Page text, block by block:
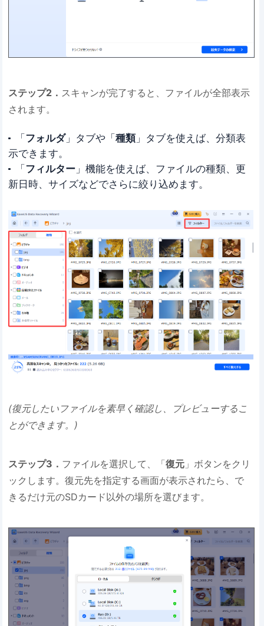
ステップ2． スキャンが完了すると、ファイルが全部表示
されます。
「 フォルダ」タブや「 種類」タブを使えば、分類表
示できます。
「 フィルター」機能を使えば、ファイルの種類、更
新日時、サイズなどでさらに絞り込めます。
(復元したいファイルを素早く確認し、プレビューするこ
とができます。)
ステップ3． ファイルを選択して、「復元 」ボタンをクリ
ックします。復元先を指定する画面が表示されたら、で
きるだけ元のSDカード以外の場所を選びます。